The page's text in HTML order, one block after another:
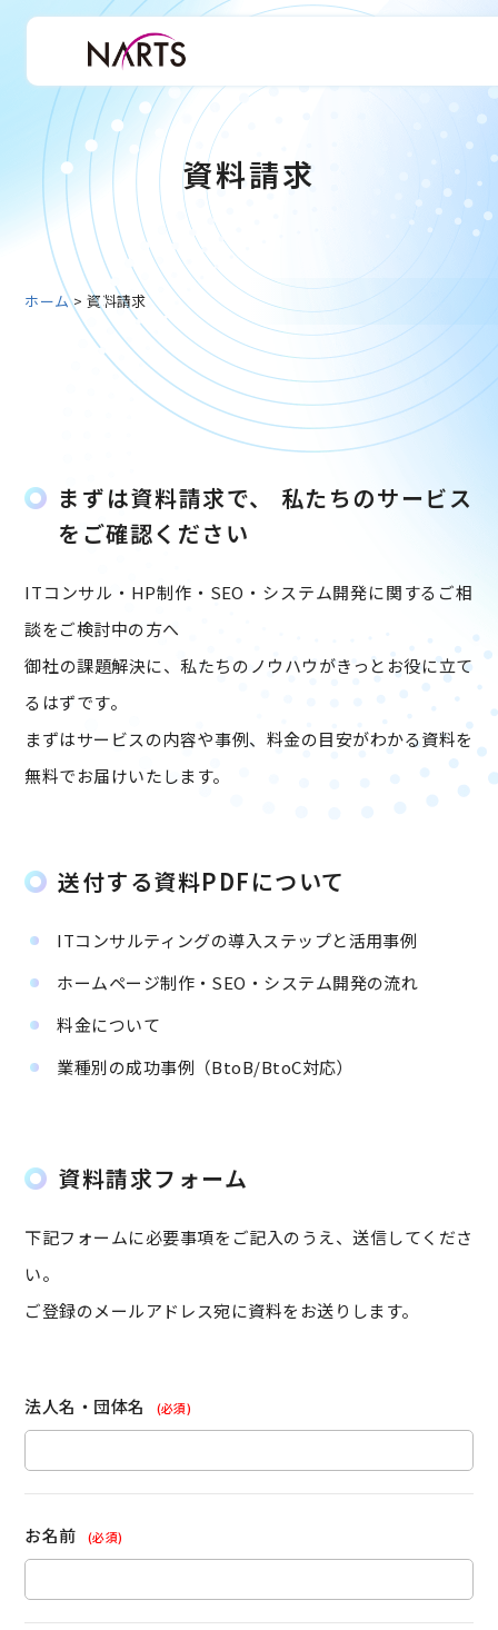
資料請求
ホーム>資料請求
まずは資料請求で、
私たちのサービス
をご確認ください
ITコンサル・HP制作・SEO・システム開発に関するご相
談をご検討中の方へ
御社の課題解決に、私たちのノウハウがきっとお役に立て
るはずです。
まずはサービスの内容や事例、料金の目安がわかる資料を
無料でお届けいたします。
送付する資料PDFについて
ITコンサルティングの導入ステップと活用事例
ホームページ制作・SEO・システム開発の流れ
料金について
業種別の成功事例（BtoB/BtoC対応）
資料請求フォーム
下記フォームに必要事項をご記入のうえ、送信してくださ
い。
ご登録のメールアドレス宛に資料をお送りします。
法人名・団体名 (必須)
お名前 (必須)